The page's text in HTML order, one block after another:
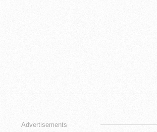
Advertisements